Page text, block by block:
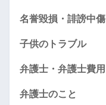
名誉毀損・誹謗中傷
子供のトラブル
弁護士・弁護士費用
弁護士のこと